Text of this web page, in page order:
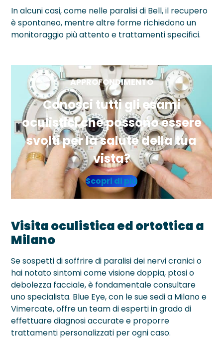
In alcuni casi, come nelle paralisi di Bell, il recupero
è spontaneo, mentre altre forme richiedono un
monitoraggio più attento e trattamenti specifici.
APPROFONDIMENTO
Conosci tutti gli esami
oculistici che possono essere
svolti per la salute della tua
vista?
Scopri di più
Visita oculistica ed ortottica a
Milano
Se sospetti di soffrire di paralisi dei nervi cranici o
hai notato sintomi come visione doppia, ptosi o
debolezza facciale, è fondamentale consultare
uno specialista. Blue Eye, con le sue sedi a Milano e
Vimercate, offre un team di esperti in grado di
effettuare diagnosi accurate e proporre
trattamenti personalizzati per ogni caso.